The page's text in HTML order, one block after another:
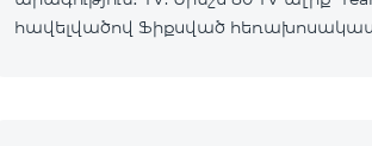
հավելվածով Ֆիքսված